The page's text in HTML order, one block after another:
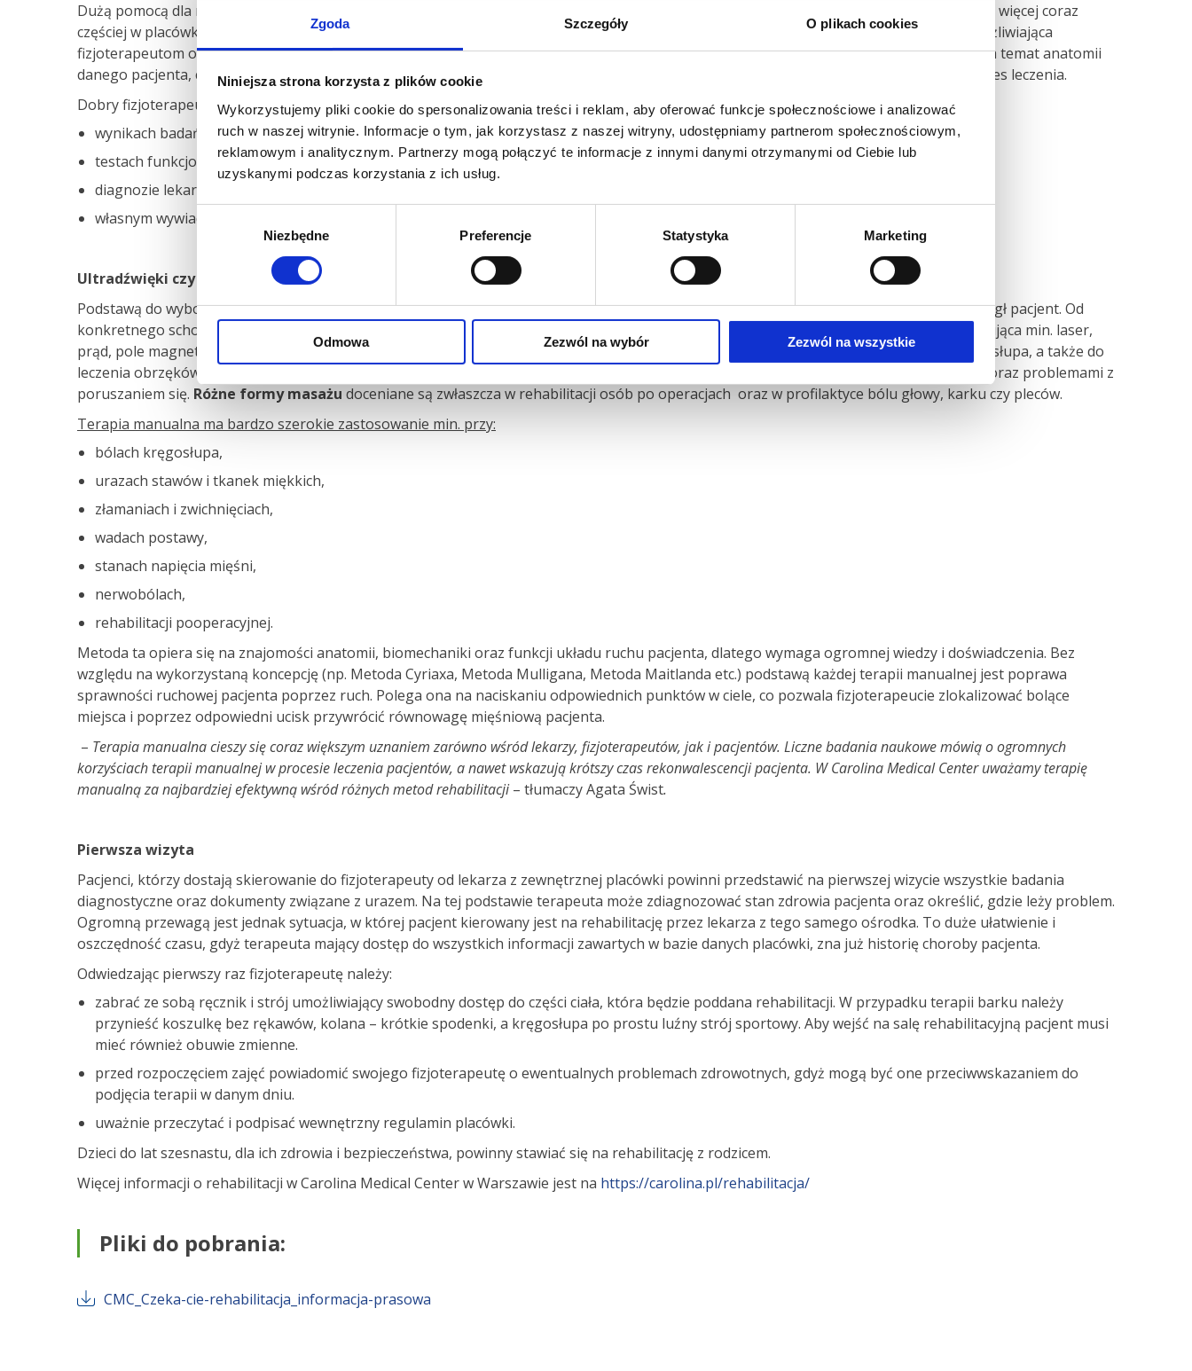
Zgoda Szczegóły O plikach cookies
Niniejsza strona korzysta z plików cookie
Wykorzystujemy pliki cookie do spersonalizowania treści i reklam, aby oferować funkcje społecznościowe i analizować
ruch w naszej witrynie. Informacje o tym, jak korzystasz z naszej witryny, udostępniamy partnerom społecznościowym,
reklamowym i analitycznym. Partnerzy mogą połączyć te informacje z innymi danymi otrzymanymi od Ciebie lub
uzyskanymi podczas korzystania z ich usług.
Niezbędne Preferencje Statystyka Marketing
Odmowa Zezwól na wybór Zezwól na wszystkie
Dużą pomocą dla rehabilitanta w odpowiednim dobraniu programu terapii jest diagnoza wcześniej postawiona przez lekarza ortopedę. Co więcej coraz
częściej w placówkach rehabilitacyjnych, takich jak np. klinika Carolina Medical Center w Warszawie stosowana jest również praktyka umożliwiająca
fizjoterapeutom obserwowanie pacjenta podczas zabiegu na sali operacyjnej. W ten sposób terapeuta może uzyskać kompletną wiedzę na temat anatomii
danego pacjenta, co z kolei pozwala dobrać do każdego przypadku odpowiednią metodę rehabilitacji, a następnie monitorować cały progres leczenia.
Dobry fizjoterapeuta potrafi spojrzeć na stan pacjenta w szerokiej perspektywie bazując na:
wynikach badań,
testach funkcjonalnych,
diagnozie lekarskiej
własnym wywiadzie.
Ultradźwięki czy terapia manualna?
Podstawą do wyboru metody rehabilitacji dopasowanej do potrzeb pacjenta jest oczywiście trafna diagnoza oraz rodzaj urazu, jakiemu uległ pacjent. Od
konkretnego schorzenia zależy zatem jaka metoda rehabilitacji będzie dla nas najbardziej wskazana. Popularna
wykorzystująca min. laser,
prąd, pole magnetyczne, ultradźwięki czy niską temperaturę, stosowana jest przy nerwobólach i bólach zwyrodnieniowych stawów i kręgosłupa, a także do
leczenia obrzęków czy ran.
polegająca na leczeniu poprzez ruch, najczęściej zalecana jest pacjentom z bólami kręgosłupa oraz problemami z
poruszaniem się. Różne formy masażu doceniane są zwłaszcza w rehabilitacji osób po operacjach oraz w profilaktyce bólu głowy, karku czy pleców.
Terapia manualna ma bardzo szerokie zastosowanie min. przy:
bólach kręgosłupa,
urazach stawów i tkanek miękkich,
złamaniach i zwichnięciach,
wadach postawy,
stanach napięcia mięśni,
nerwobólach,
rehabilitacji pooperacyjnej.
Metoda ta opiera się na znajomości anatomii, biomechaniki oraz funkcji układu ruchu pacjenta, dlatego wymaga ogromnej wiedzy i doświadczenia. Bez
względu na wykorzystaną koncepcję (np. Metoda Cyriaxa, Metoda Mulligana, Metoda Maitlanda etc.) podstawą każdej terapii manualnej jest poprawa
sprawności ruchowej pacjenta poprzez ruch. Polega ona na naciskaniu odpowiednich punktów w ciele, co pozwala fizjoterapeucie zlokalizować bolące
miejsca i poprzez odpowiedni ucisk przywrócić równowagę mięśniową pacjenta.
– Terapia manualna cieszy się coraz większym uznaniem zarówno wśród lekarzy, fizjoterapeutów, jak i pacjentów. Liczne badania naukowe mówią o ogromnych
korzyściach terapii manualnej w procesie leczenia pacjentów, a nawet wskazują krótszy czas rekonwalescencji pacjenta. W Carolina Medical Center uważamy terapię
manualną za najbardziej efektywną wśród różnych metod rehabilitacji– tłumaczy Agata Świst.
Pierwsza wizyta
Pacjenci, którzy dostają skierowanie do fizjoterapeuty od lekarza z zewnętrznej placówki powinni przedstawić na pierwszej wizycie wszystkie badania
diagnostyczne oraz dokumenty związane z urazem. Na tej podstawie terapeuta może zdiagnozować stan zdrowia pacjenta oraz określić, gdzie leży problem.
Ogromną przewagą jest jednak sytuacja, w której pacjent kierowany jest na rehabilitację przez lekarza z tego samego ośrodka. To duże ułatwienie i
oszczędność czasu, gdyż terapeuta mający dostęp do wszystkich informacji zawartych w bazie danych placówki, zna już historię choroby pacjenta.
Odwiedzając pierwszy raz fizjoterapeutę należy:
zabrać ze sobą ręcznik i strój umożliwiający swobodny dostęp do części ciała, która będzie poddana rehabilitacji. W przypadku terapii barku należy
przynieść koszulkę bez rękawów, kolana – krótkie spodenki, a kręgosłupa po prostu luźny strój sportowy. Aby wejść na salę rehabilitacyjną pacjent musi
mieć również obuwie zmienne.
przed rozpoczęciem zajęć powiadomić swojego fizjoterapeutę o ewentualnych problemach zdrowotnych, gdyż mogą być one przeciwwskazaniem do
podjęcia terapii w danym dniu.
uważnie przeczytać i podpisać wewnętrzny regulamin placówki.
Dzieci do lat szesnastu, dla ich zdrowia i bezpieczeństwa, powinny stawiać się na rehabilitację z rodzicem.
Więcej informacji o rehabilitacji w Carolina Medical Center w Warszawie jest na https://carolina.pl/rehabilitacja/
Pliki do pobrania:
CMC_Czeka-cie-rehabilitacja_informacja-prasowa